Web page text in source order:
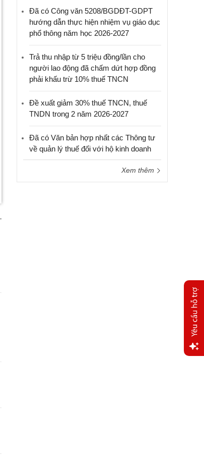
Đã có Công văn 5208/BGDĐT-GDPT
hướng dẫn thực hiện nhiệm vụ giáo dục
phổ thông năm học 2026-2027
Trả thu nhập từ 5 triệu đồng/lần cho
người lao động đã chấm dứt hợp đồng
phải khấu trừ 10% thuế TNCN
Đề xuất giảm 30% thuế TNCN, thuế
TNDN trong 2 năm 2026-2027
Đã có Văn bản hợp nhất các Thông tư
về quản lý thuế đối với hộ kinh doanh
Xem thêm